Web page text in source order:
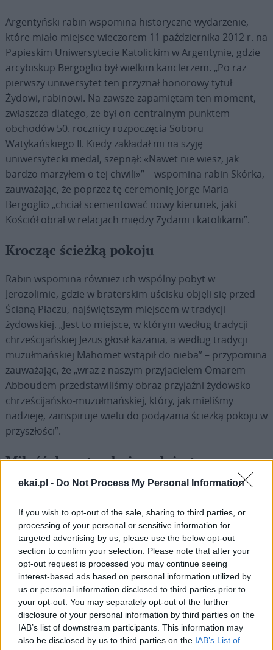
ekai.pl - Do Not Process My Personal Information
If you wish to opt-out of the sale, sharing to third parties, or
processing of your personal or sensitive information for
targeted advertising by us, please use the below opt-out
section to confirm your selection. Please note that after your
opt-out request is processed you may continue seeing
interest-based ads based on personal information utilized by
us or personal information disclosed to third parties prior to
your opt-out. You may separately opt-out of the further
disclosure of your personal information by third parties on the
IAB’s list of downstream participants. This information may
also be disclosed by us to third parties on the IAB’s List of
Argentyński rabin wspomina historyczne wydarzenie,
które miało miejsce wieczorem 11 października 2012 r. na
Papieskim Uniwersytecie Katolickim w Argentynie, gdzie
arcybiskup Bergoglio był wielkim kanclerzem. „Po raz
pierwszy uniwersytet ten przyznał honorowy tytuł
Żydowi, rabinowi. Na zawsze zapamiętam ten moment,
zwłaszcza dlatego, że był on centralnym punktem
obchodów 50. rocznicy rozpoczęcia Soboru
Watykańskiego II. Kiedy zakładał mi na szyję
uniwersytecki medal, szepnął: «Nawet nie wiesz, jak
bardzo marzyłem o tej chwili»” – wspomina rabin Skórka,
zauważając, że poprzez tę ceremonię Jorge Maria
Bergoglio „chciał scementować nowy kierunek, jaki
Kościół obrał w relacjach między Żydami i katolikami”.
Krocząc ścieżką pokoju
Rabin wspomina również ich wspólny pobyt w
Jerozolimie, gdzie w braterskim uścisku objęli się przed
Ścianą Płaczu, najświętszym miejscem w tradycji
żydowskiej. „Jest to miejsce, w którym według tradycji
chrześcijańskiej Jezus głosił kazania, a według tradycji
muzułmańskiej Mahomet wstąpił do nieba” – przypomina
zauważając, że „wraz z naszym przyjacielem Omarem
Abboudem przedstawiliśmy obraz przyjaźni żydowsko-
chrześcijańsko-muzułmańskiej, który, jak mieliśmy
nadzieję, zainspiruje wielu do podążania ścieżką pokoju w
przyszłości”.
Miłość do potrzebujących jest
dziedzictwem papieża Franciszka
Abraham Skórka ciepło wypowiadał się w
autobiograficznych książkach papieża Franciszka, w tym o
„Mojej historii w historii”, w których pisał o znaczeniu ich
przyjaźni, podkreślając, że „ten dialog był
błogosławieństwem dla nich obu”. Zauważa, że „papież
Franciszek starał się oczyścić zarówno swój Kościół, jak i
świat. Z bardzo ludzką mieszanką osiągnięć i błędów,
szczerze próbował stworzyć ścieżkę, na której obecność
Boga mogłaby być bardziej widoczna dla wszystkich
ludzi”. „Miłość, pokora i niezwykła wrażliwość papieża